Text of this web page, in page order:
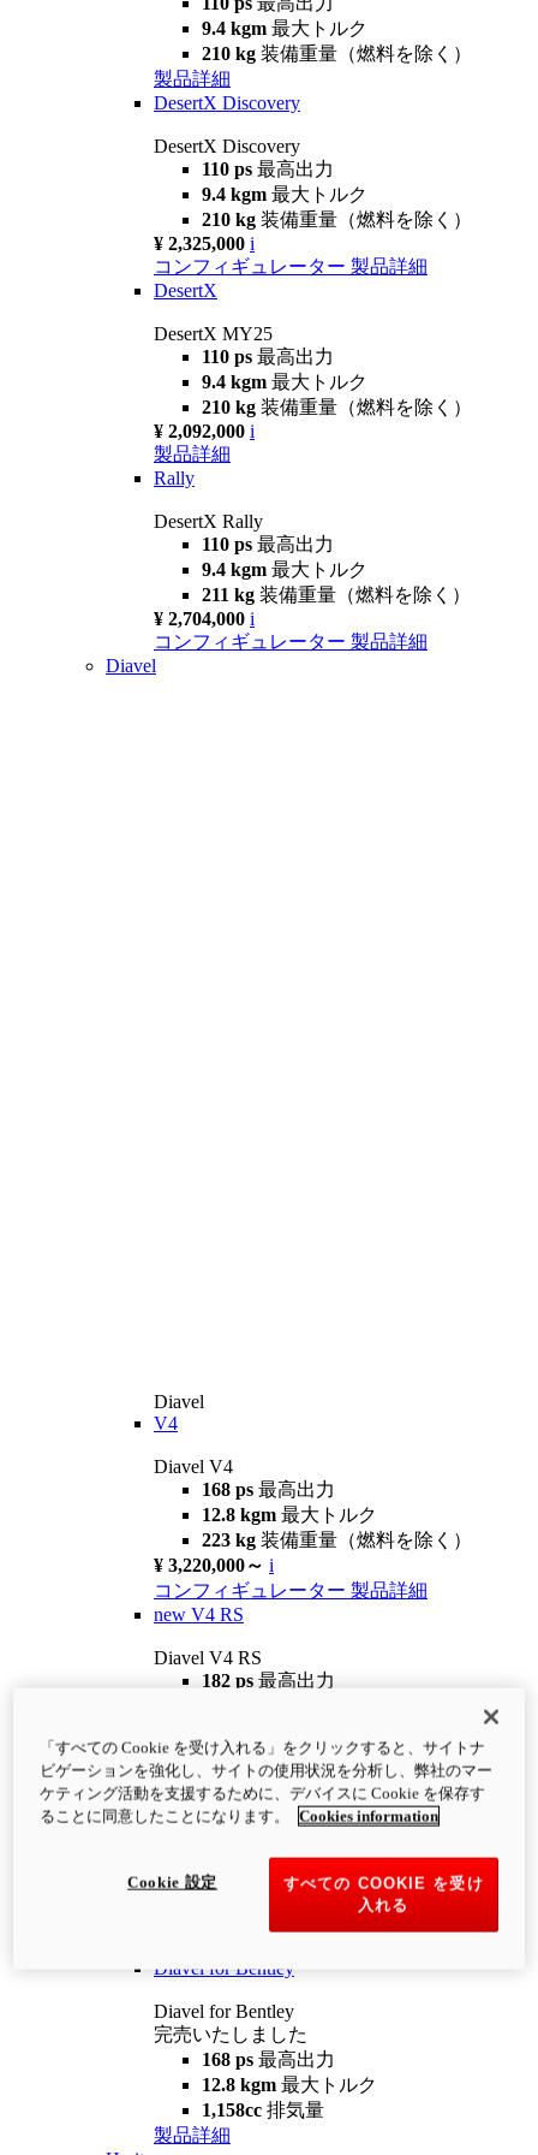
9.4 kgm 最大トルク
210 kg 装備重量（燃料を除く）
製品詳細
DesertX Discovery
DesertX Discovery
110 ps 最高出力
9.4 kgm 最大トルク
210 kg 装備重量（燃料を除く）
¥ 2,325,000 i
コンフィギュレーター 製品詳細
DesertX
DesertX MY25
110 ps 最高出力
9.4 kgm 最大トルク
210 kg 装備重量（燃料を除く）
¥ 2,092,000 i
製品詳細
Rally
DesertX Rally
110 ps 最高出力
9.4 kgm 最大トルク
211 kg 装備重量（燃料を除く）
¥ 2,704,000 i
コンフィギュレーター 製品詳細
Diavel
Diavel
V4
Diavel V4
168 ps 最高出力
12.8 kgm 最大トルク
223 kg 装備重量（燃料を除く）
¥ 3,220,000～ i
コンフィギュレーター 製品詳細
new V4 RS
Diavel V4 RS
182 ps 最高出力
¥4,400,000 i
コンフィギュレーター 製品詳細
newV4 RS 100
12.2 kgm
最大トルク
装備重量（燃料を除く）
Diavel for Bentley
Diavel for Bentley
完売いたしました
168 ps 最高出力
12.8 kgm 最大トルク
1,158cc 排気量
製品詳細
「すべての Cookie を受け入れる」をクリックすると、サイトナ
ビゲーションを強化し、サイトの使用状況を分析し、弊社のマー
ケティング活動を支援するために、デバイスに Cookie を保存す
ることに同意したことになります。
Cookies information
すべての COOKIE を受け
入れる
Cookie 設定